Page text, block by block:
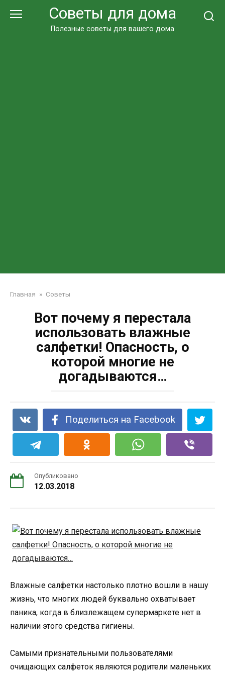
Советы для дома
Полезные советы для вашего дома
Главная » Советы
Вот почему я перестала
использовать влажные
салфетки! Опасность, о
которой многие не
догадываются…
Поделиться на Facebook
Опубликовано
12.03.2018
Влажные салфетки настолько плотно вошли в нашу
жизнь, что многих людей буквально охватывает
паника, когда в близлежащем супермаркете нет в
наличии этого средства гигиены.
Самыми признательными пользователями
очищающих салфеток являются родители маленьких